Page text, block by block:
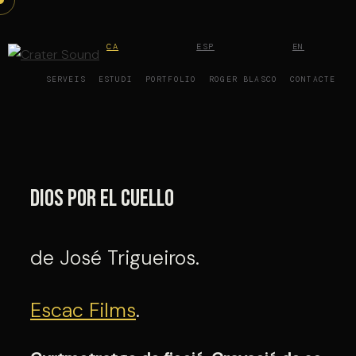
Vés
contingut
SERVEIS ESTUDI PORTFOLIO ROGER BLASCO CONTACTE
CA ESP EN
Dios por el cuello
de José Trigueiros.
Escac Films.